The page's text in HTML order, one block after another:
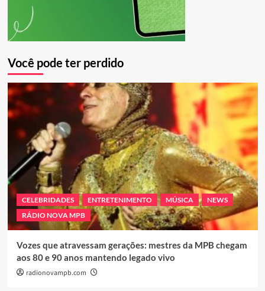
Você pode ter perdido
CELEBRIDADES ENTRETENIMENTO MÚSICA
NEWS
RÁDIO NOVA MPB
Vozes que atravessam gerações: mestres da MPB chegam
aos 80 e 90 anos mantendo legado vivo
radionovampb.com